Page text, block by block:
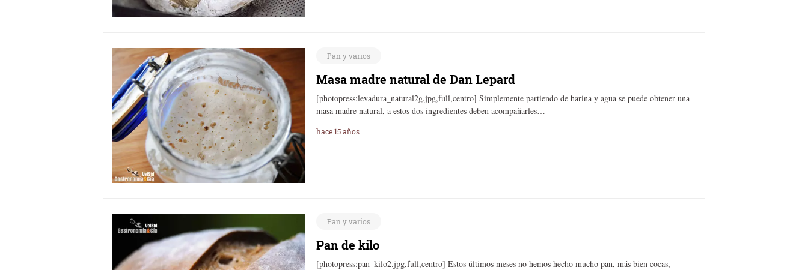
Pan y varios
Masa madre natural de Dan Lepard
[photopress:levadura_natural2g.jpg,full,centro] Simplemente partiendo de harina y agua se puede obtener una
masa madre natural, a estos dos ingredientes deben acompañarles…
hace 15 años
Pan y varios
Pan de kilo
[photopress:pan_kilo2.jpg,full,centro] Estos últimos meses no hemos hecho mucho pan, más bien cocas,